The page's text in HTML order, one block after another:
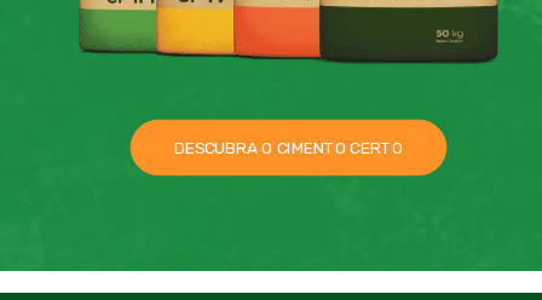
DESCUBRA O CIMENTO CERTO